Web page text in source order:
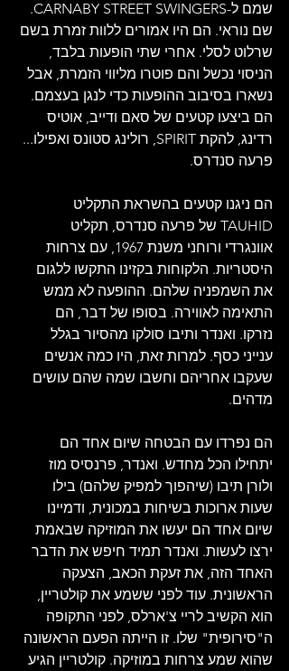
שמם ל-CARNABY STREET SWINGERS.
שם נוראי. הם היו אמורים ללוות זמרת בשם
שרלוט לסלי. אחרי שתי הופעות בלבד,
הניסוי נכשל והם פוטרו מליווי הזמרת, אבל
נשארו בסיבוב ההופעות כדי לנגן בעצמם.
הם ביצעו קטעים של סאם ודייב, אוטיס
רדינג, להקת SPIRIT, רולינג סטונס ואפילו...
פרעה סנדרס.
הם ניגנו קטעים בהשראת התקליט
TAUHID של פרעה סנדרס, תקליט
אוונגרדי ורוחני משנת 1967, עם צרחות
היסטריות. הלקוחות בקזינו התקשו ללגום
את השמפניה שלהם. ההופעה לא ממש
התאימה לאווירה. בסופו של דבר, הם
נזרקו. ואנדר ותיבו סולקו מהסיור בגלל
ענייני כסף. למרות זאת, היו כמה אנשים
שעקבו אחריהם וחשבו שמה שהם עושים
מדהים.
הם נפרדו עם הבטחה שיום אחד הם
יתחילו הכל מחדש. ואנדר, פרנסיס מוז
ולורן תיבו (שיהפוך למפיק שלהם) בילו
שעות ארוכות בשיחות במכונית, ודמיינו
שיום אחד הם יעשו את המוזיקה שבאמת
ירצו לעשות. ואנדר תמיד חיפש את הדבר
האחד הזה, את זעקת הכאב, הצעקה
הראשונית. עוד לפני ששמע את קולטריין,
הוא הקשיב לריי צ'ארלס, לפני התקופה
ה"סירופית" שלו. זו הייתה הפעם הראשונה
שהוא שמע צרחות במוזיקה. קולטריין הגיע